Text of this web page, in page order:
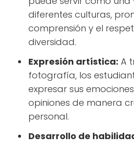
diferentes culturas,
comprensión y el
diversidad.
Expresión artística: A
fotografía, los
expresar sus
opiniones de manera
personal.
Desarrollo de